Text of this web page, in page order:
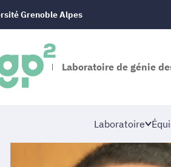
Grenoble Alpes
Laboratoire de génie
Laboratoire